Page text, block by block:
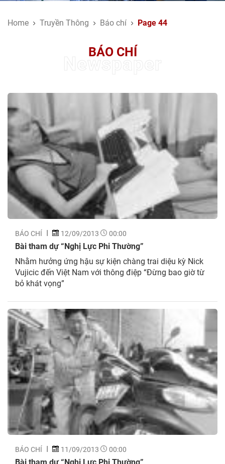
Home Truyền Thông Báo chí Page 44
BÁO CHÍ
Newspaper
BÁO CHÍ 12/09/2013 00:00
Bài tham dự “Nghị Lực Phi Thường”
Nhằm hưởng ứng hậu sự kiện chàng trai diệu kỳ Nick
Vujicic đến Việt Nam với thông điệp “Đừng bao giờ từ
bỏ khát vọng”
BÁO CHÍ 11/09/2013 00:00
Bài tham dự “Nghị Lực Phi Thường”